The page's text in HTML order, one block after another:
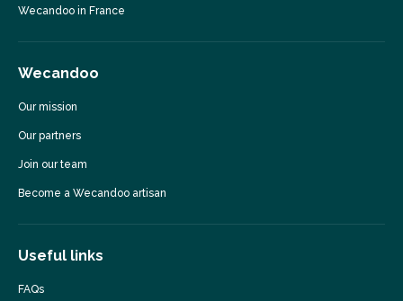
Wecandoo in France
Wecandoo
Our mission
Our partners
Join our team
Become a Wecandoo artisan
Useful links
FAQs